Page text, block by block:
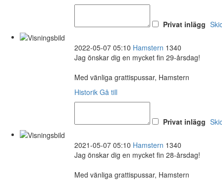
Privat inlägg
2022-05-07 05:10 Hamstern 1340
Jag önskar dig en mycket fin 29-årsdag!
Med vänliga grattispussar, Hamstern
Historik Gå till
Privat inlägg
2021-05-07 05:10 Hamstern 1340
Jag önskar dig en mycket fin 28-årsdag!
Med vänliga grattispussar, Hamstern